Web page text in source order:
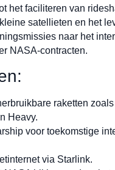
het faciliteren van
satellieten en het
naar het
NASA-contracten.
raketten
Heavy.
voor toekomstige
via Starlink.